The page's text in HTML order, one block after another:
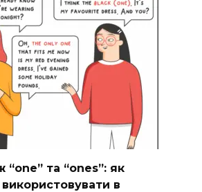
“one” та “ones”: як
в